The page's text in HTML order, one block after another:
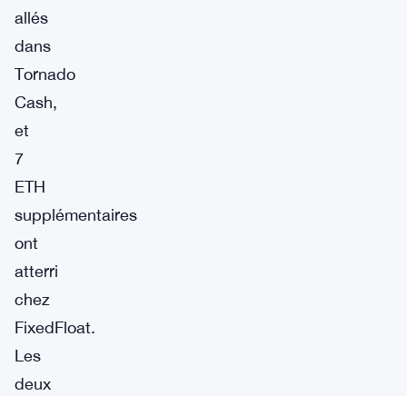
allés
dans
Tornado
Cash,
et
7
ETH
supplémentaires
ont
atterri
chez
FixedFloat.
Les
deux